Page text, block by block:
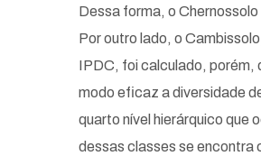
Dessa forma, o
Por outro lado, o
IPDC, foi calculado, porém,
modo eficaz a diversidade
quarto nível hierárquico que
dessas classes se encontra